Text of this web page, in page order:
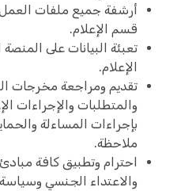
أرشفة جميع ملفات
قسم الإعلام.
تعبئة البيانات على
الإعلام.
تقديم ومراجعة مخرجات
والمتطلبات والإجراءات
بإجراءات المساءلة
ملاحظة.
احترام وتطبيق كافة
والاعتداء الجنسي وسياسة